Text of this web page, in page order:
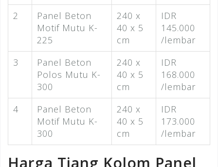
2
Panel Beton
Motif Mutu K-
225
240 x
40 x 5
cm
IDR
145.000
/lembar
3
Panel Beton
Polos Mutu K-
300
240 x
40 x 5
cm
IDR
168.000
/lembar
4
Panel Beton
Motif Mutu K-
300
240 x
40 x 5
cm
IDR
173.000
/lembar
Harga Tiang Kolom Panel